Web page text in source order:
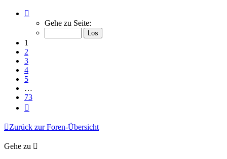
von
Gehe zu Seite:
1
2
3
4
5
…
73
Zurück zur Foren-Übersicht
Gehe zu